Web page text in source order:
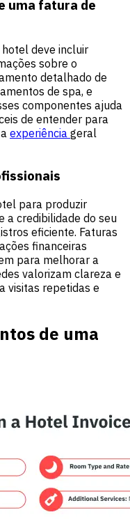
uma fatura de
deve incluir
sobre o
detalhado de
de spa, e
componentes ajuda
de entender para
experiência geral
para produzir
a credibilidade do seu
eficiente. Faturas
financeiras
para melhorar a
valorizam clareza e
visitas repetidas e
de uma